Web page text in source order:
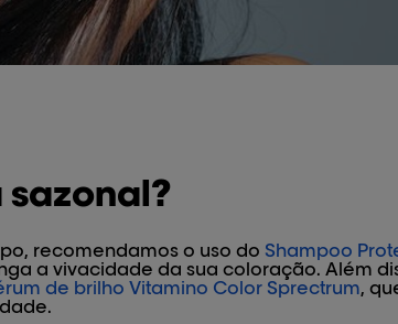
recomendamos o uso do Shampoo
a vivacidade da sua coloração. Além
de brilho Vitamino Color Sprectrum,